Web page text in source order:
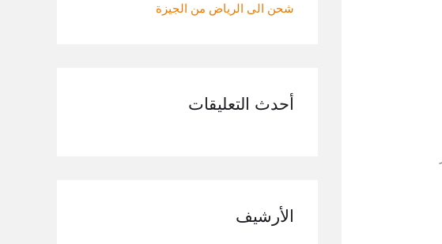
شحن الى الرياض من الجيزة
أحدث التعليقات
الأرشيف